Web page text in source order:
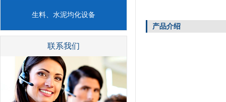
生料、水泥均化设备
联系我们
产品介绍